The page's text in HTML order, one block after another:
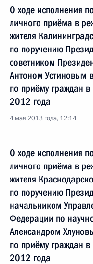
О ходе исполнения
личного приёма в
жителя
по поручению
советником
Антоном Устиновым
по приёму граждан
2012 года
4 мая 2013 года, 12:14
О ходе исполнения
личного приёма в
жителя
по поручению
начальником
Федерации по
Александром
по приёму граждан
2012 года